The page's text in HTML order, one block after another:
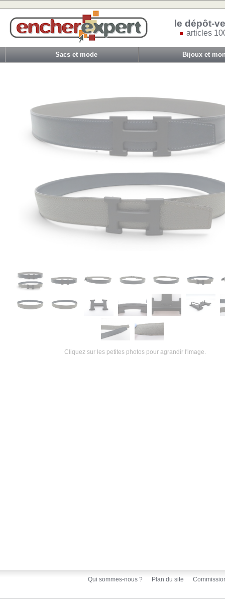
le dépôt-
articles
Sacs et mode Bijoux et
Cliquez sur les petites photos pour agrandir l'image.
Qui sommes-nous ? Plan du site